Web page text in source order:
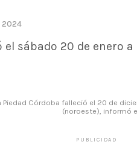
2024
sábado 20 de enero
Córdoba falleció el 20 de
(noroeste), informó
PUBLICIDAD